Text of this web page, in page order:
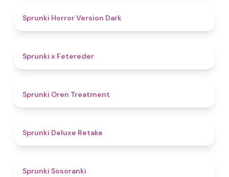
Sprunki Horror Version Dark
Sprunki x Fetereder
Sprunki Oren Treatment
Sprunki Deluxe Retake
Sprunki Sosoranki